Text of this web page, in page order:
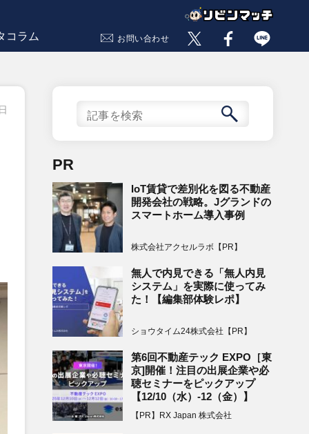
コラム お問い合わせ
PR
IoT賃貸で差別化を図る不動産
開発会社の戦略。Jグランドの
スマートホーム導入事例
株式会社アクセルラボ【PR】
無人で内見できる「無人内見
システム」を実際に使ってみ
た！【編集部体験レポ】
ショウタイム24株式会社【PR】
第6回不動産テック EXPO［東
京]開催！注目の出展企業や必
聴セミナーをピックアップ
【12/10（水）-12（金）】
【PR】RX Japan 株式会社